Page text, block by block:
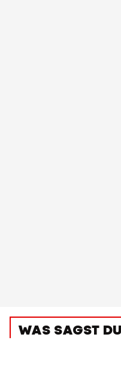
WAS SAGST